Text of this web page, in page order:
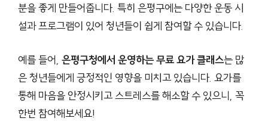
분을 좋게 만들어줍니다. 특히 은평구에는 다양한 운동 시
설과 프로그램이 있어 청년들이 쉽게 참여할 수 있습니다.
예를 들어, 은평구청에서 운영하는 무료 요가 클래스는 많
은 청년들에게 긍정적인 영향을 미치고 있습니다. 요가를
통해 마음을 안정시키고 스트레스를 해소할 수 있으니, 꼭
한번 참여해보세요!